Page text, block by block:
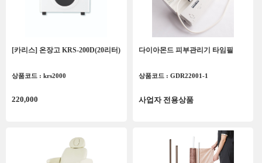
[카리스] 온장고 KRS-200D(20리터)
상품코드 : krs2000
220,000
다이아몬드 피부관리기 타임필
상품코드 : GDR22001-1
사업자 전용상품